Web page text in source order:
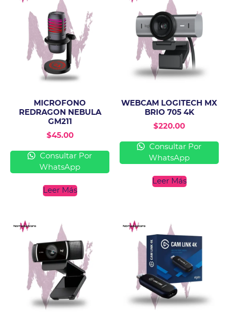
MICROFONO
REDRAGON NEBULA
GM211
$45.00
Consultar Por
WhatsApp
Leer Más
WEBCAM LOGITECH MX
BRIO 705 4K
$220.00
Consultar Por
WhatsApp
Leer Más